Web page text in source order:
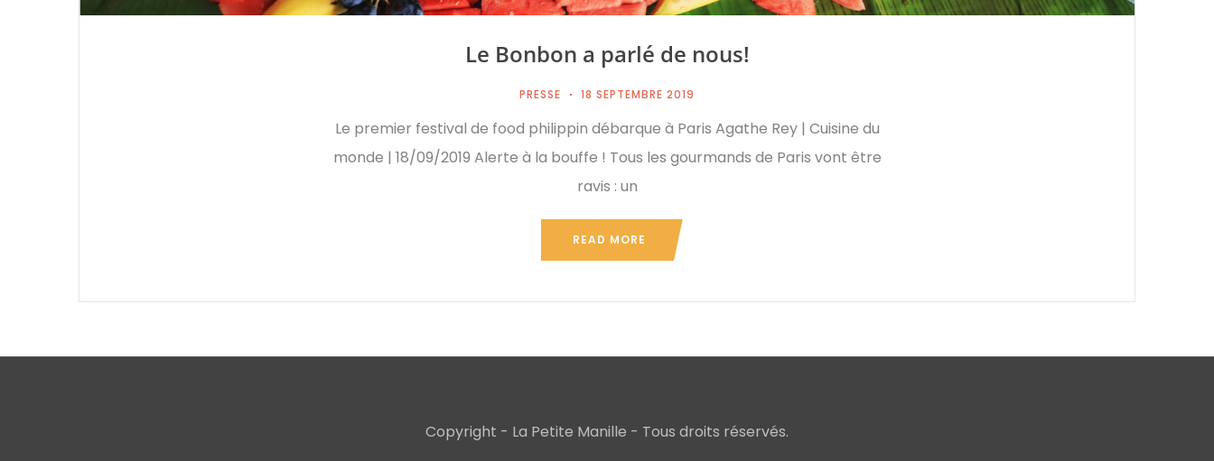
Le Bonbon a parlé de nous!
PRESSE 18 SEPTEMBRE 2019
Le premier festival de food philippin débarque à Paris Agathe Rey | Cuisine du
monde | 18/09/2019 Alerte à la bouffe ! Tous les gourmands de Paris vont être
ravis : un
READ MORE
Copyright - La Petite Manille - Tous droits réservés.